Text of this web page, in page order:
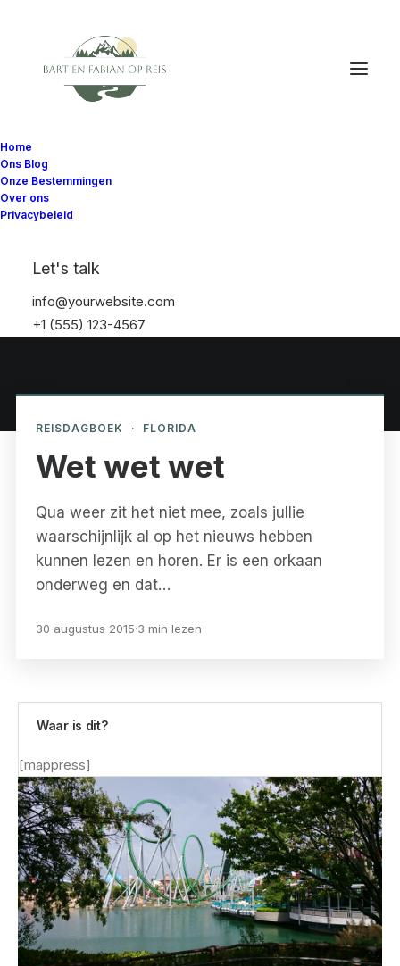
Home
Ons Blog
Onze Bestemmingen
Over ons
Privacybeleid
Let's talk
info@yourwebsite.com
+1 (555) 123-4567
REISDAGBOEK · FLORIDA
Wet wet wet
Qua weer zit het niet mee, zoals jullie
waarschijnlijk al op het nieuws hebben
kunnen lezen en horen. Er is een orkaan
onderweg en dat…
30 augustus 2015·3 min lezen
Waar is dit?
[mappress]